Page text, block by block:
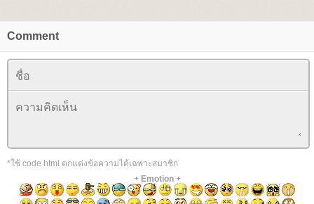
Comment
*ใช้ code html ตกแต่งข้อความได้เฉพาะสมาชิก
+ Emotion+